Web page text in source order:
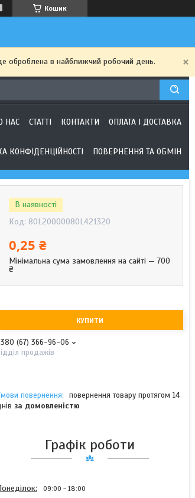
Кошик
оброблена в найближчий робочий день.
НАС СТАТТІ КОНТАКТИ ОПЛАТА І ДОСТАВКА
КОНФІДЕНЦІЙНОСТІ ПОВЕРНЕННЯ ТА ОБМІН
В наявності
Код: 80L20000080L421320
0,25 ₴
Мінімальна сума замовлення на сайті — 700
₴
КУПИТИ
(67) 366-96-06
продажів
повернення товару протягом 14
за домовленістю
Графік роботи
09:00 18:00